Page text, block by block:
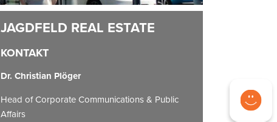
KONTAKT
Dr. Christian Plöger
Head of Corporate Communications & Public
Affairs